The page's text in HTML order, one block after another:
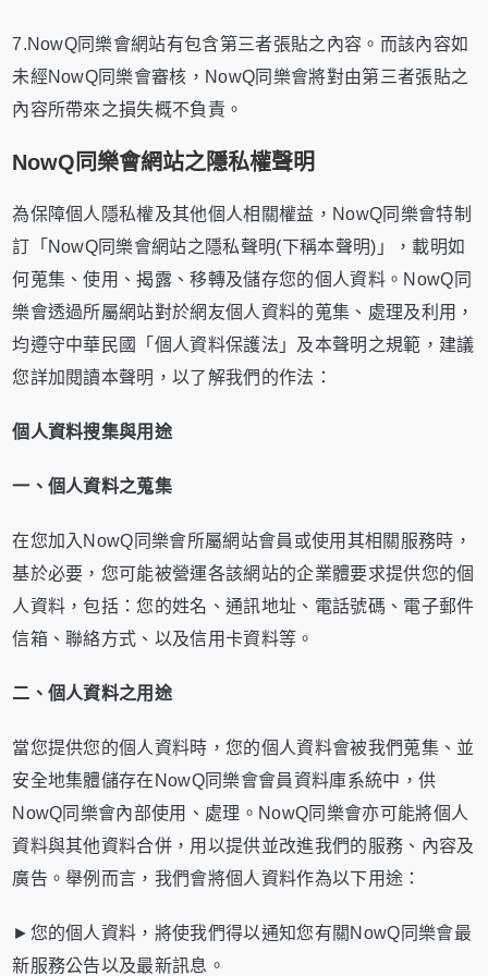
7.NowQ同樂會網站有包含第三者張貼之內容。而該內容如
未經NowQ同樂會審核，NowQ同樂會將對由第三者張貼之
內容所帶來之損失概不負責。
NowQ同樂會網站之隱私權聲明
為保障個人隱私權及其他個人相關權益，NowQ同樂會特制
訂「NowQ同樂會網站之隱私聲明(下稱本聲明)」，載明如
何蒐集、使用、揭露、移轉及儲存您的個人資料。NowQ同
樂會透過所屬網站對於網友個人資料的蒐集、處理及利用，
均遵守中華民國「個人資料保護法」及本聲明之規範，建議
您詳加閱讀本聲明，以了解我們的作法：
個人資料搜集與用途
一、個人資料之蒐集
在您加入NowQ同樂會所屬網站會員或使用其相關服務時，
基於必要，您可能被營運各該網站的企業體要求提供您的個
人資料，包括：您的姓名、通訊地址、電話號碼、電子郵件
信箱、聯絡方式、以及信用卡資料等。
二、個人資料之用途
當您提供您的個人資料時，您的個人資料會被我們蒐集、並
安全地集體儲存在NowQ同樂會會員資料庫系統中，供
NowQ同樂會內部使用、處理。NowQ同樂會亦可能將個人
資料與其他資料合併，用以提供並改進我們的服務、內容及
廣告。舉例而言，我們會將個人資料作為以下用途：
►您的個人資料，將使我們得以通知您有關NowQ同樂會最
新服務公告以及最新訊息。